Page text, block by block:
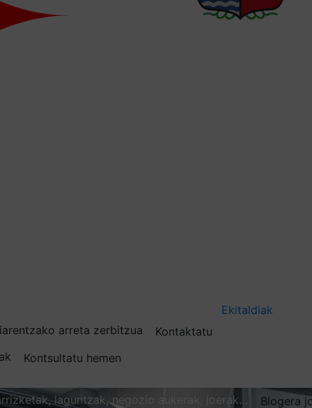
arreta zerbitzua
Kontaktatu
Kontsultatu hemen
Ekitaldiak
laguntzak, negozio aukerak, joerak… Blogera